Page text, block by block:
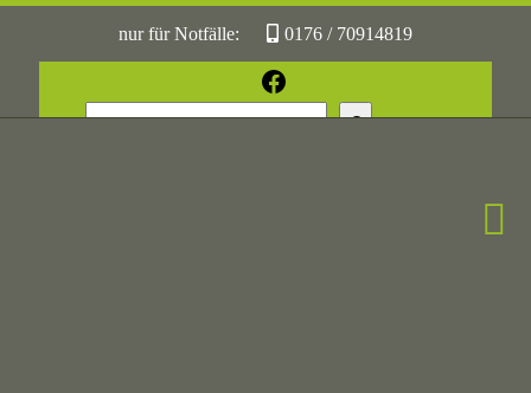
nur für Notfälle: 0176 / 70914819
05361 / 3070775
Facebook